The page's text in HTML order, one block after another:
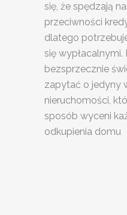
się, że spędzają
przeciwności
dlatego
się
bezsprzecznie
zapytać o jedyny
nieruchomości,
sposób wyceni
odkupienia domu